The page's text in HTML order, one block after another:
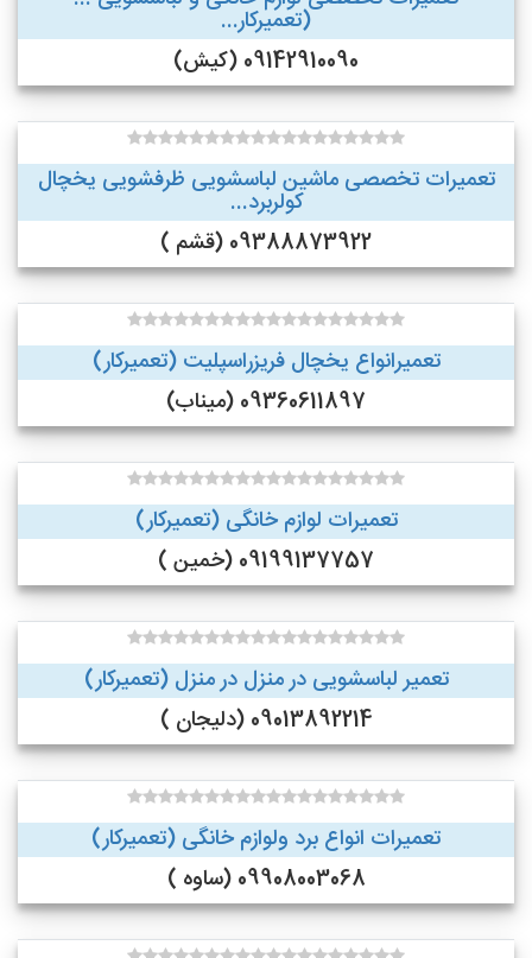
(تعمیرکار...
09142910090 (کیش)
تعمیرات تخصصی ماشین لباسشویی ظرفشویی یخچال
کولربرد...
09388873922 (قشم )
تعمیرانواع یخچال فریزراسپلیت (تعمیرکار)
09360611897 (میناب)
تعمیرات لوازم خانگی (تعمیرکار)
09199137757 (خمین )
تعمیر لباسشویی در منزل در منزل (تعمیرکار)
09013892214 (دلیجان )
تعمیرات انواع برد ولوازم خانگی (تعمیرکار)
09908003068 (ساوه )